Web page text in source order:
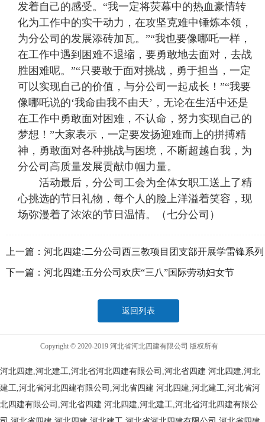
发着自己的感受。“我一定将荧幕中的热血豪情转
化为工作中的实干动力，在攻坚克难中锤炼本领，
为分公司的发展添砖加瓦。”“我也要像哪吒一样，
在工作中遇到困难不退缩，要勇敢地去面对，去战
胜困难呢。”“只要敢于面对挑战，勇于担当，一定
可以实现自己的价值，与分公司一起成长！”“我要
像哪吒说的‘我命由我不由天’，无论在生活中还是
在工作中勇敢面对困难，不认命，努力实现自己的
梦想！”大家表示，一定要发扬迎难而上的拼搏精
神，勇敢面对各种挑战与困境，不断超越自我，为
分公司高质量发展贡献巾帼力量。
活动最后，分公司工会为全体女职工送上了精
心挑选的节日礼物，每个人的脸上洋溢着笑容，现
场弥漫着了浓浓的节日温情。（七分公司）
上一篇： 河北四建:二分公司西三教项目团支部开展学雷锋系列
志愿服务活动
下一篇： 河北四建:五分公司欢庆“三八”国际劳动妇女节
返回列表
Copyright © 2020-2019 河北省河北四建有限公司 版权所有
河北四建,河北建工,河北省河北四建有限公司,河北省四建 河北四建,河北
建工,河北省河北四建有限公司,河北省四建 河北四建,河北建工,河北省河
北四建有限公司,河北省四建 河北四建,河北建工,河北省河北四建有限公